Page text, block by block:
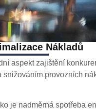
Nákladů
aspekt zajištění
provozních
je nadměrná spotřeba